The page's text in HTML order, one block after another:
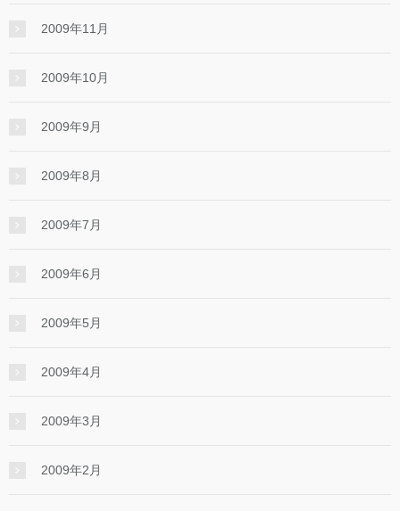
2009年11月
2009年10月
2009年9月
2009年8月
2009年7月
2009年6月
2009年5月
2009年4月
2009年3月
2009年2月